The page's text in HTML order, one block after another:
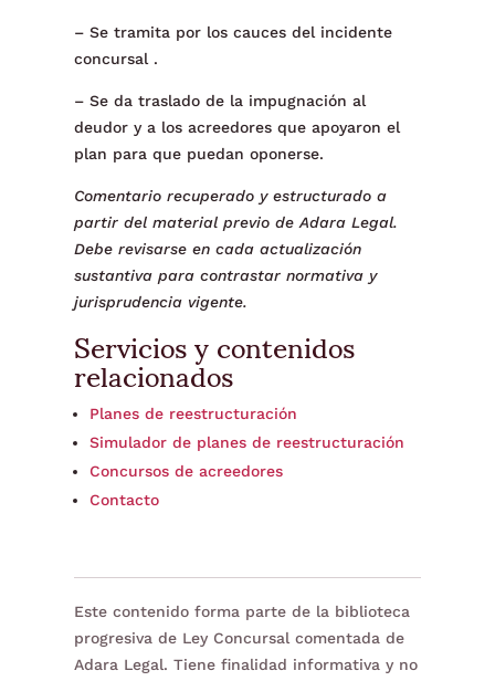
– Se tramita por los cauces del incidente
concursal .
– Se da traslado de la impugnación al
deudor y a los acreedores que apoyaron el
plan para que puedan oponerse.
Comentario recuperado y estructurado a
partir del material previo de Adara Legal.
Debe revisarse en cada actualización
sustantiva para contrastar normativa y
jurisprudencia vigente.
Servicios y contenidos
relacionados
Planes de reestructuración
Simulador de planes de reestructuración
Concursos de acreedores
Contacto
Este contenido forma parte de la biblioteca
progresiva de Ley Concursal comentada de
Adara Legal. Tiene finalidad informativa y no